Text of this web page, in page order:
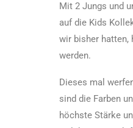
Mit 2 Jungs und
auf die Kids
wir bisher hatten,
werden.
Dieses mal
sind die Farben
höchste Stärke